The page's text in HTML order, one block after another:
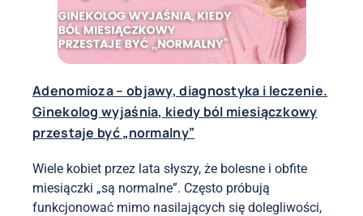
Adenomioza – objawy, diagnostyka i leczenie.
Ginekolog wyjaśnia, kiedy ból miesiączkowy
przestaje być „normalny”
Wiele kobiet przez lata słyszy, że bolesne i obfite
miesiączki „są normalne”. Często próbują
funkcjonować mimo nasilających się dolegliwości,